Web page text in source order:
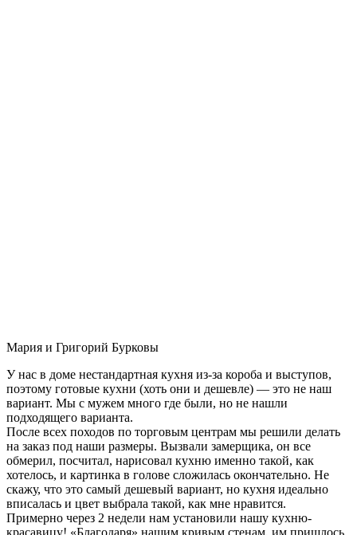
Мария и Григорий Бурковы
У нас в доме нестандартная кухня из-за короба и выступов,
поэтому готовые кухни (хоть они и дешевле) — это не наш
вариант. Мы с мужем много где были, но не нашли
подходящего варианта.
После всех походов по торговым центрам мы решили делать
на заказ под наши размеры. Вызвали замерщика, он все
обмерил, посчитал, нарисовал кухню именно такой, как
хотелось, и картинка в голове сложилась окончательно. Не
скажу, что это самый дешевый вариант, но кухня идеально
вписалась и цвет выбрала такой, как мне нравится.
Примерно через 2 недели нам установили нашу кухню-
красавицу! «Благодаря» нашим кривым стенам, им пришлось